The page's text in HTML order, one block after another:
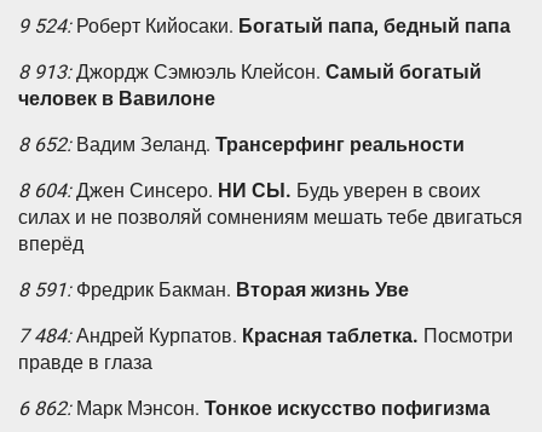
9 524: Роберт Кийосаки. Богатый папа, бедный папа
8 913: Джордж Сэмюэль Клейсон. Самый богатый
человек в Вавилоне
8 652: Вадим Зеланд. Трансерфинг реальности
8 604: Джен Синсеро. НИ СЫ. Будь уверен в своих
силах и не позволяй сомнениям мешать тебе двигаться
вперёд
8 591: Фредрик Бакман. Вторая жизнь Уве
7 484: Андрей Курпатов. Красная таблетка. Посмотри
правде в глаза
6 862: Марк Мэнсон. Тонкое искусство пофигизма